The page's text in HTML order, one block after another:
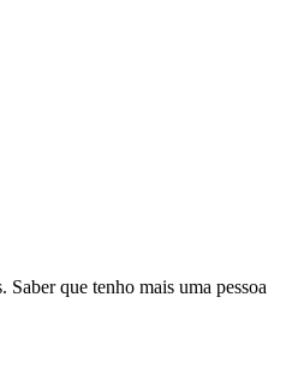
que tenho mais uma pessoa